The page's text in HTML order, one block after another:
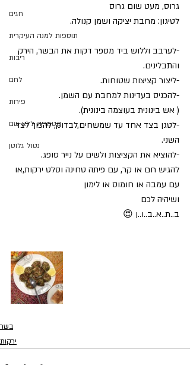
חגים
תוספות למנה העיקרית
ריבות
לחם
פירות
קטגוריה ללא שם
נטול גלוטן
גרוס, מעט שום גרוס
לטיגון: מחבת יציקה ושמן קנולה.
-לערבב וללוש ביד מספר דקות את הבשר, הירק
והתבלינים.
-ליצור קציצות שטוחות.
-להכניס בעדינות למחבת עם השמן.
( אש בינונית בעוצמה בינונית).
-לטגן בצד אחד עד שמשחים,לבדוק, להפוך לצד
השני.
-להוציא את הקציצות ולשים על נייר סופג.
להגיש חם או קר, עם פיתה טחינה וסלט ירקות,או
עם עמבה או חומוס או לימון
ושיהיה לכם
ב..ת..א..ב..ו..ן 😍
בשר
ירקות